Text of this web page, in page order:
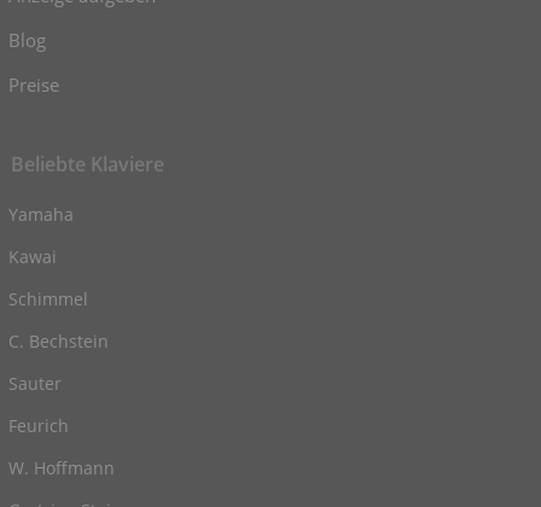
Blog
Preise
Beliebte Klaviere
Yamaha
Kawai
Schimmel
C. Bechstein
Sauter
Feurich
W. Hoffmann